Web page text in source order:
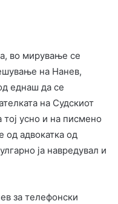
во мирување се
на Нанев,
еднаш да се
на Судскиот
усно и на писмено
од адвокатка од
ја навредувал и
за телефонски